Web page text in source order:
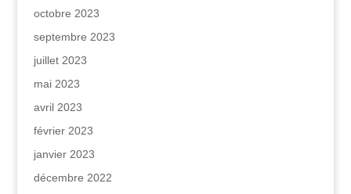
octobre 2023
septembre 2023
juillet 2023
mai 2023
avril 2023
février 2023
janvier 2023
décembre 2022